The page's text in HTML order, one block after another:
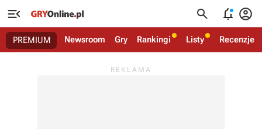
   
PREMIUM Newsroom Gry Rankingi Listy Recenzje